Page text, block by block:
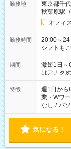
勤務地
東京都千
秋葉原駅 /
オフィ
勤務時間
20:00～24
シフトも
期間
激短1日
はアナタ次
特徴 週1日から
業・Wワ
なし / パ
気になる！